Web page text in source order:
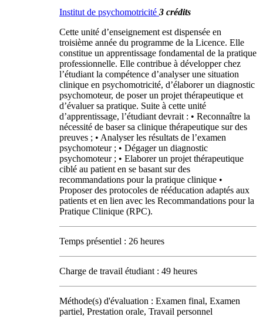
Institut de psychomotricité 3 crédits
Cette unité d’enseignement est dispensée en
troisième année du programme de la Licence. Elle
constitue un apprentissage fondamental de la pratique
professionnelle. Elle contribue à développer chez
l’étudiant la compétence d’analyser une situation
clinique en psychomotricité, d’élaborer un diagnostic
psychomoteur, de poser un projet thérapeutique et
d’évaluer sa pratique. Suite à cette unité
d’apprentissage, l’étudiant devrait : • Reconnaître la
nécessité de baser sa clinique thérapeutique sur des
preuves ; • Analyser les résultats de l’examen
psychomoteur ; • Dégager un diagnostic
psychomoteur ; • Elaborer un projet thérapeutique
ciblé au patient en se basant sur des
recommandations pour la pratique clinique •
Proposer des protocoles de rééducation adaptés aux
patients et en lien avec les Recommandations pour la
Pratique Clinique (RPC).
Temps présentiel : 26 heures
Charge de travail étudiant : 49 heures
Méthode(s) d'évaluation : Examen final, Examen
partiel, Prestation orale, Travail personnel